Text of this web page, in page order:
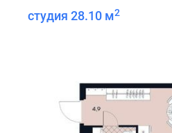
студия 28.10 м2